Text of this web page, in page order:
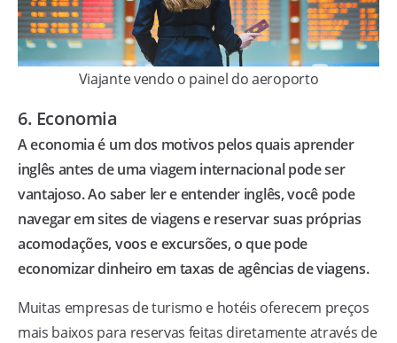
Viajante vendo o painel do aeroporto
6. Economia
A economia é um dos motivos pelos quais aprender
inglês antes de uma viagem internacional pode ser
vantajoso. Ao saber ler e entender inglês, você pode
navegar em sites de viagens e reservar suas próprias
acomodações, voos e excursões, o que pode
economizar dinheiro em taxas de agências de viagens.
Muitas empresas de turismo e hotéis oferecem preços
mais baixos para reservas feitas diretamente através de